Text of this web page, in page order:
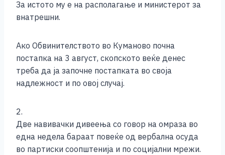
За истото му е на располагање и министерот за
внатрешни.
Ако Обвинителството во Куманово почна
постапка на 3 август, скопското веќе денес
треба да ја започне постапката во своја
надлежност и по овој случај.
2.
Две навивачки дивеења со говор на омраза во
една недела бараат повеќе од вербална осуда
во партиски соопштенија и по социјални мрежи.